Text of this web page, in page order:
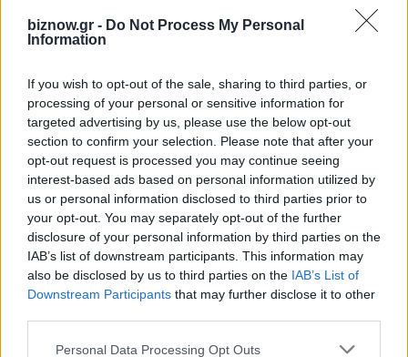
biznow.gr - Do Not Process My Personal
Information
If you wish to opt-out of the sale, sharing to third parties, or
processing of your personal or sensitive information for
targeted advertising by us, please use the below opt-out
section to confirm your selection. Please note that after your
opt-out request is processed you may continue seeing
interest-based ads based on personal information utilized by
us or personal information disclosed to third parties prior to
your opt-out. You may separately opt-out of the further
disclosure of your personal information by third parties on the
IAB’s list of downstream participants. This information may
also be disclosed by us to third parties on the IAB’s List of
Downstream Participants that may further disclose it to other
Personal Data Processing Opt Outs
Εγγύηση καλύτερης τιμής: Αν βρείτε
χαμηλότερη τιμή για το ίδιο ξενοδοχείο
διαφορά σε μορφή πόντων στην Airbnb.
Κάντε κράτηση σε ξενοδοχείο και κερδίστε το
15% σε πόντους στην Airbnb: Κάντε κράτηση
σε οποιοδήποτε από τα ξενοδοχεία που
προτείνουμε και θα λάβετε το 15% σε
πόντους για το επόμενο κατάλυμά σας στην
Airbnb.